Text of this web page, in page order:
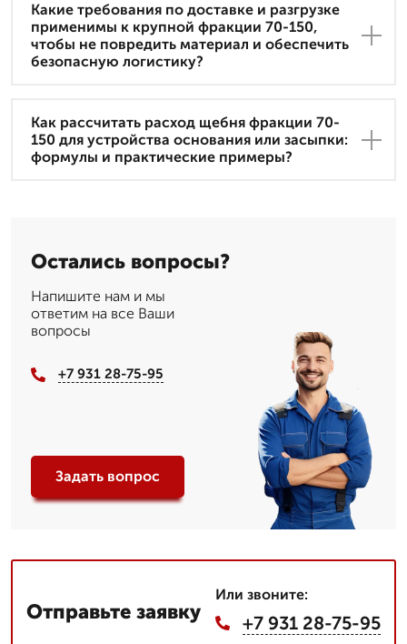
Какие требования по доставке и разгрузке
применимы к крупной фракции 70-150,
чтобы не повредить материал и обеспечить
безопасную логистику?
Как рассчитать расход щебня фракции 70-
150 для устройства основания или засыпки:
формулы и практические примеры?
Остались вопросы?
Напишите нам и мы
ответим на все Ваши
вопросы
+7 931 28-75-95
Задать вопрос
Отправьте заявку
Или звоните:
+7 931 28-75-95